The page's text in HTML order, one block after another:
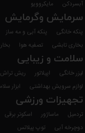
آبسردکن مایکروویو
سرمایش وگرمایش
پنکه خانگی پنکه آبی و مه ساز
بخاری تابشی
تصفیه هوا
سلامت و زیبایی
لیزر خانگی اپیلاتور ریش تراش
لوازم سرویش بهداشتی
ابزار
تجهیزات ورزشی
تردمیل ماساژور اسکوتر برقی
دوچرخه آبی
توپ پیلاتس